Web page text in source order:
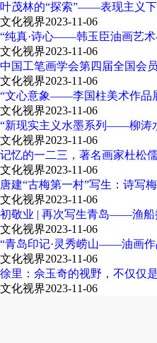
叶茂林的“探索”——表现主义
文化视界2023-11-06
“纯真·诗心——韩玉臣油画艺术
文化视界2023-11-06
中国工笔画学会第四届全国会
文化视界2023-11-06
“文心意象——李国柱美术作品
文化视界2023-11-06
“新现实主义水墨系列——柳涛
文化视界2023-11-06
记忆的一二三，著名画家杜松
文化视界2023-11-06
唐建“古梅第一村”写生：诗写
文化视界2023-11-06
初敬业 | 再次写生青岛——渔船
文化视界2023-11-06
“青岛印记·灵秀崂山——油画
文化视界2023-11-06
徐里：佘玉奇的视野，不仅仅
文化视界2023-11-06